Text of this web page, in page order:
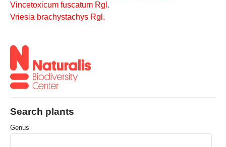
Search plants
Genus
Vincetoxicum fuscatum Rgl.
Vriesia brachystachys Rgl.